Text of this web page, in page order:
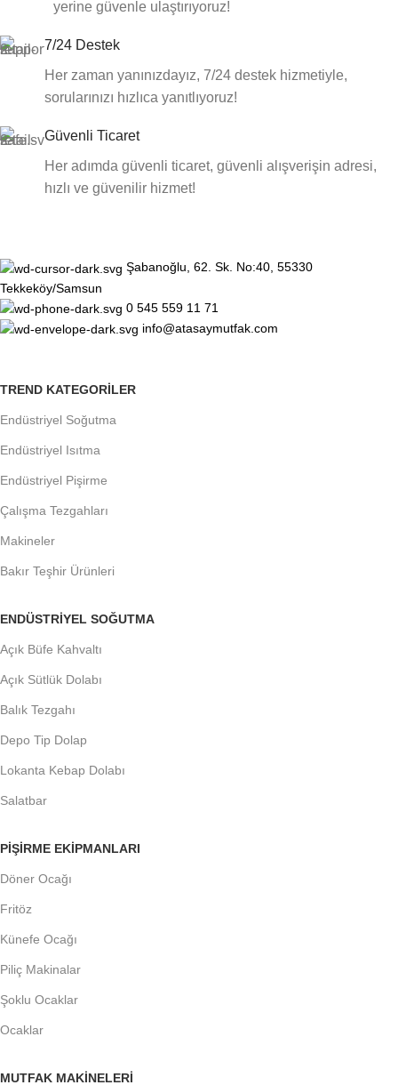
yerine güvenle ulaştırıyoruz!
7/24 Destek
Her zaman yanınızdayız, 7/24 destek hizmetiyle,
sorularınızı hızlıca yanıtlıyoruz!
Güvenli Ticaret
Her adımda güvenli ticaret, güvenli alışverişin adresi,
hızlı ve güvenilir hizmet!
Şabanoğlu, 62. Sk. No:40, 55330
Tekkeköy/Samsun
0 545 559 11 71
info@atasaymutfak.com
TREND KATEGORILER
Endüstriyel Soğutma
Endüstriyel Isıtma
Endüstriyel Pişirme
Çalışma Tezgahları
Makineler
Bakır Teşhir Ürünleri
ENDÜSTRIYEL SOĞUTMA
Açık Büfe Kahvaltı
Açık Sütlük Dolabı
Balık Tezgahı
Depo Tip Dolap
Lokanta Kebap Dolabı
Salatbar
PIŞIRME EKIPMANLARI
Döner Ocağı
Fritöz
Künefe Ocağı
Piliç Makinalar
Şoklu Ocaklar
Ocaklar
MUTFAK MAKINELERI